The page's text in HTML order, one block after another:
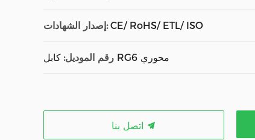
إصدار الشهادات: CE/ RoHS/ ETL/ ISO
رقم الموديل: كابل RG6 محوري